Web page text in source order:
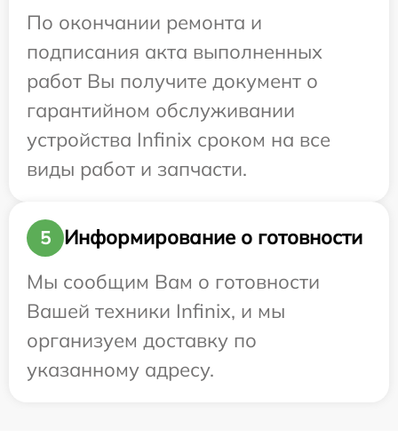
По окончании ремонта и
подписания акта выполненных
работ Вы получите документ о
гарантийном обслуживании
устройства Infinix сроком на все
виды работ и запчасти.
5
Информирование о готовности
Мы сообщим Вам о готовности
Вашей техники Infinix, и мы
организуем доставку по
указанному адресу.